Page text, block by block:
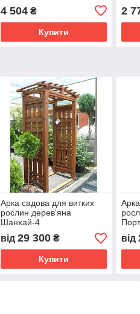
4 504₴
Купити
2
Арка садова для витких
рослин дерев'яна
Шанхай-4
від 29 300₴
Купити
від